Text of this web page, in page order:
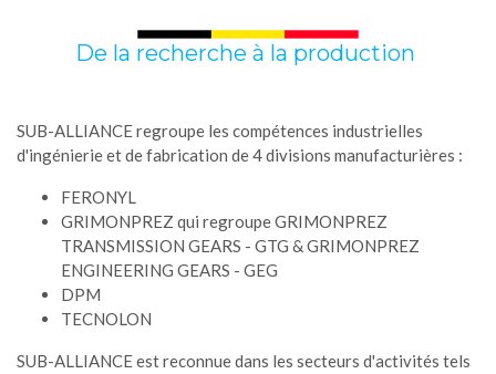
De la recherche à la production
SUB-ALLIANCE regroupe les compétences industrielles
d'ingénierie et de fabrication de 4 divisions manufacturières :
FERONYL
GRIMONPREZ qui regroupe GRIMONPREZ
TRANSMISSION GEARS - GTG & GRIMONPREZ
ENGINEERING GEARS - GEG
DPM
TECNOLON
SUB-ALLIANCE est reconnue dans les secteurs d'activités tels